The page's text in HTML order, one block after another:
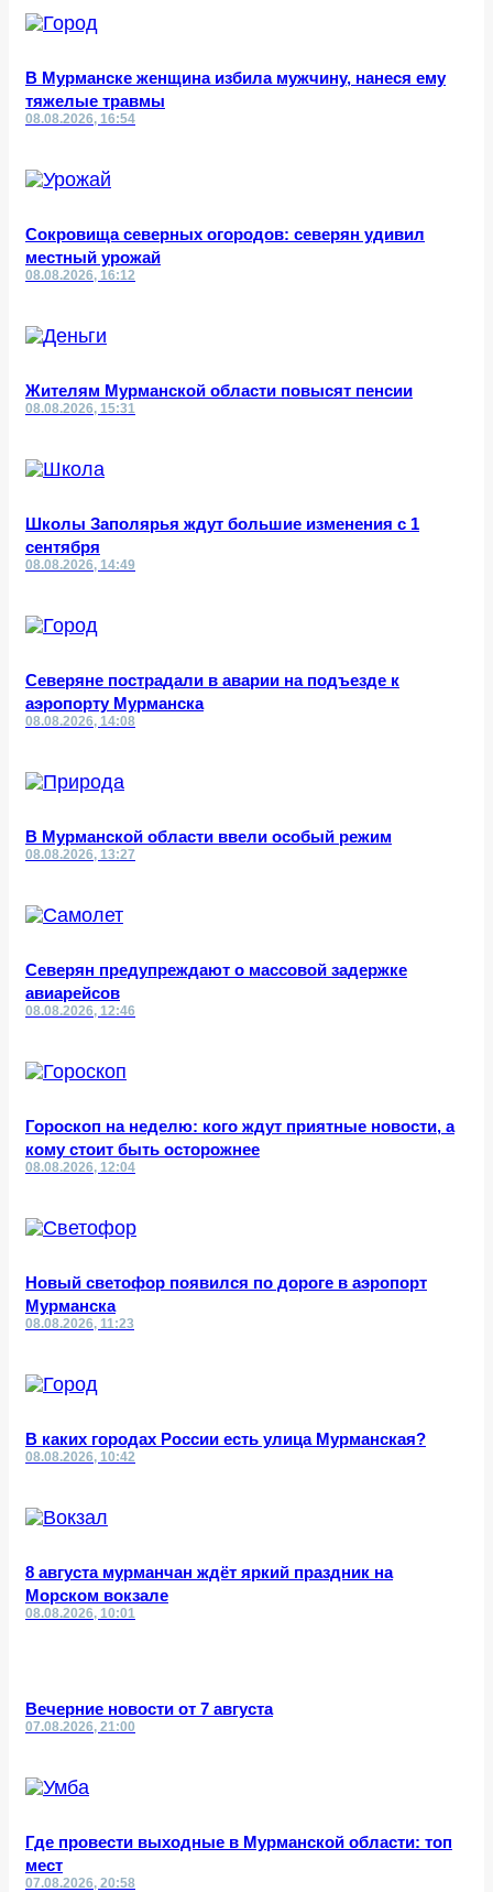
В Мурманске женщина избила мужчину, нанеся ему
тяжелые травмы
08.08.2026, 16:54
Сокровища северных огородов: северян удивил
местный урожай
08.08.2026, 16:12
Жителям Мурманской области повысят пенсии
08.08.2026, 15:31
Школы Заполярья ждут большие изменения с 1
сентября
08.08.2026, 14:49
Северяне пострадали в аварии на подъезде к
аэропорту Мурманска
08.08.2026, 14:08
В Мурманской области ввели особый режим
08.08.2026, 13:27
Северян предупреждают о массовой задержке
авиарейсов
08.08.2026, 12:46
Гороскоп на неделю: кого ждут приятные новости, а
кому стоит быть осторожнее
08.08.2026, 12:04
Новый светофор появился по дороге в аэропорт
Мурманска
08.08.2026, 11:23
В каких городах России есть улица Мурманская?
08.08.2026, 10:42
8 августа мурманчан ждёт яркий праздник на
Морском вокзале
08.08.2026, 10:01
Вечерние новости от 7 августа
07.08.2026, 21:00
Где провести выходные в Мурманской области: топ
мест
07.08.2026, 20:58